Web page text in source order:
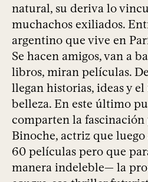
natural, su deriva lo
muchachos exiliados.
argentino que vive en
Se hacen amigos, van a
libros, miran películas.
llegan historias, ideas y
belleza. En este último
comparten la
Binoche, actriz que luego
60 películas pero que
manera indeleble— la